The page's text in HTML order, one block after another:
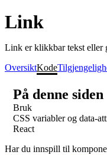
Link
Link er klikkbar tekst eller
OversiktKode
På denne siden
Bruk
CSS variabler og data-
React
Har du innspill til